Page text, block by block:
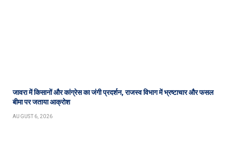
जावरा में किसानों और कांग्रेस का जंगी प्रदर्शन, राजस्व विभाग में भ्रष्टाचार और फसल
बीमा पर जताया आक्रोश
AUGUST 6, 2026